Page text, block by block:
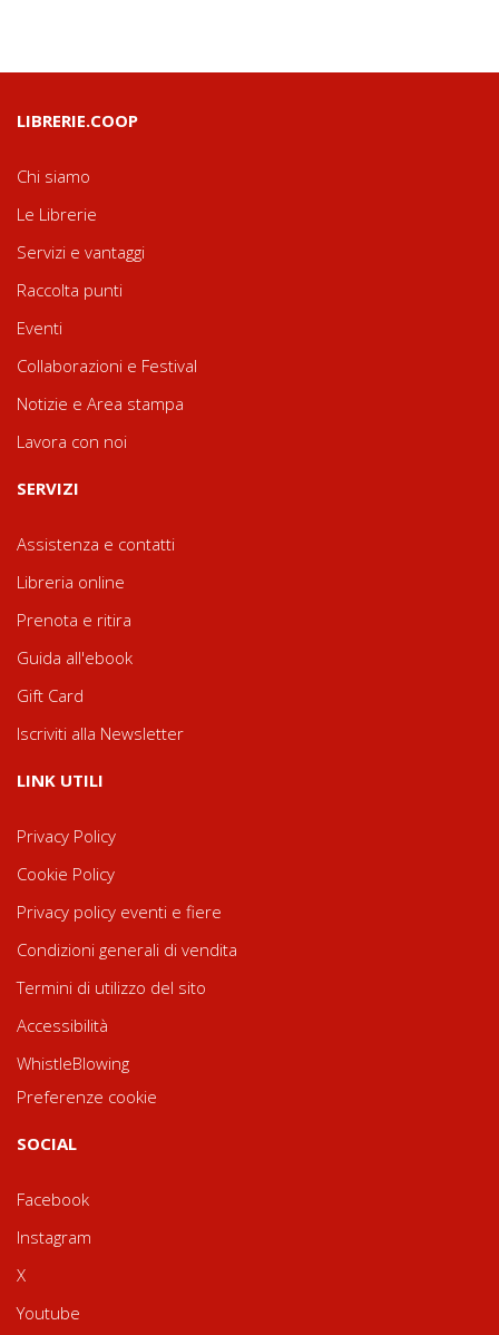
LIBRERIE.COOP
Chi siamo
Le Librerie
Servizi e vantaggi
Raccolta punti
Eventi
Collaborazioni e Festival
Notizie e Area stampa
Lavora con noi
SERVIZI
Assistenza e contatti
Libreria online
Prenota e ritira
Guida all'ebook
Gift Card
Iscriviti alla Newsletter
LINK UTILI
Privacy Policy
Cookie Policy
Privacy policy eventi e fiere
Condizioni generali di vendita
Termini di utilizzo del sito
Accessibilità
WhistleBlowing
Preferenze cookie
SOCIAL
Facebook
Instagram
X
Youtube